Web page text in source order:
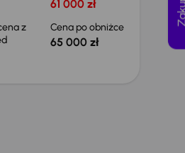
61 000 zł
z
Cena po obniżce
65 000 zł